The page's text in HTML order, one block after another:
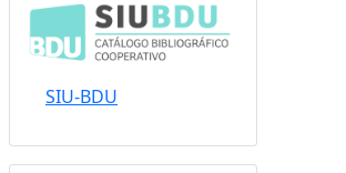
SIU-BDU